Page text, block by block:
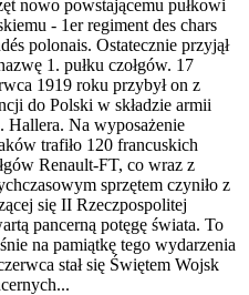
nowo powstającemu pułkowi
- 1er regiment des chars
polonais. Ostatecznie przyjął
1. pułku czołgów. 17
1919 roku przybył on z
do Polski w składzie armii
Hallera. Na wyposażenie
trafiło 120 francuskich
Renault-FT, co wraz z
sprzętem czyniło z
się II Rzeczpospolitej
pancerną potęgę świata. To
na pamiątkę tego wydarzenia
stał się Świętem Wojsk